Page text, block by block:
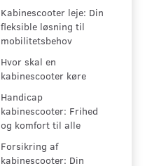
Kabinescooter leje: Din
fleksible løsning til
mobilitetsbehov
Hvor skal en
kabinescooter køre
Handicap
kabinescooter: Frihed
og komfort til alle
Forsikring af
kabinescooter: Din